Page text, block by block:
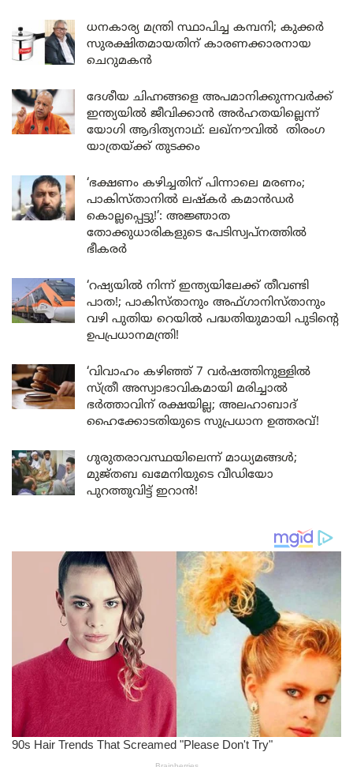
ധനകാര്യ മന്ത്രി സ്ഥാപിച്ച കമ്പനി; കുക്കർ
സുരക്ഷിതമായതിന് കാരണക്കാരനായ
ചെറുമകൻ
ദേശീയ ചിഹ്നങ്ങളെ അപമാനിക്കുന്നവർക്ക്
ഇന്ത്യയിൽ ജീവിക്കാൻ അർഹതയില്ലെന്ന്
യോഗി ആദിത്യനാഥ്: ലഖ്‌നൗവിൽ തിരംഗ
യാത്രയ്ക്ക് തുടക്കം
‘ഭക്ഷണം കഴിച്ചതിന് പിന്നാലെ മരണം;
പാകിസ്താനിൽ ലഷ്കർ കമാൻഡർ
കൊല്ലപ്പെട്ടു!’: അജ്ഞാത
തോക്കുധാരികളുടെ പേടിസ്വപ്നത്തിൽ
ഭീകരർ
‘റഷ്യയിൽ നിന്ന് ഇന്ത്യയിലേക്ക് തീവണ്ടി
പാത!; പാകിസ്താനും അഫ്ഗാനിസ്താനും
വഴി പുതിയ റെയിൽ പദ്ധതിയുമായി പുടിന്റെ
ഉപപ്രധാനമന്ത്രി!
‘വിവാഹം കഴിഞ്ഞ് 7 വർഷത്തിനുള്ളിൽ
സ്ത്രീ അസ്വാഭാവികമായി മരിച്ചാൽ
ഭർത്താവിന് രക്ഷയില്ല; അലഹാബാദ്
ഹൈക്കോടതിയുടെ സുപ്രധാന ഉത്തരവ്!
ഗുരുതരാവസ്ഥയിലെന്ന് മാധ്യമങ്ങൾ;
മുജ്തബ ഖമേനിയുടെ വീഡിയോ
പുറത്തുവിട്ട് ഇറാൻ!